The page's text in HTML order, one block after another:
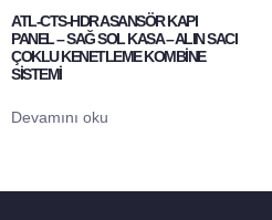
ATL-CTS-HDR ASANSÖR KAPI
PANEL – SAĞ SOL KASA – ALIN SACI
ÇOKLU KENETLEME KOMBİNE
SİSTEMİ
Devamını oku